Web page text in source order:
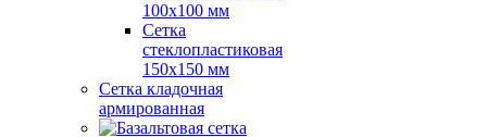
100x100 мм
Сетка
стеклопластиковая
150x150 мм
Сетка кладочная
армированная